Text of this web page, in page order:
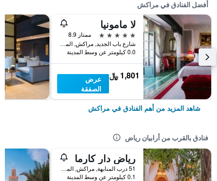
أفضل الفنادق في مراكش
لا مامونيا
5 نجوم
ممتاز 8.9
شارع باب الجديد, مراكش, المغرب
0.0 كيلومتر عن وسط المدينة
1,801 ﷼
عرض
الصفقة
شاهد المزيد من أهم الفنادق في مراكش
فنادق بالقرب من أرابيان رياض
رياض دار كارما
51 درب المنابهة, مراكش, المغرب
0.1 كيلومتر عن وسط المدينة